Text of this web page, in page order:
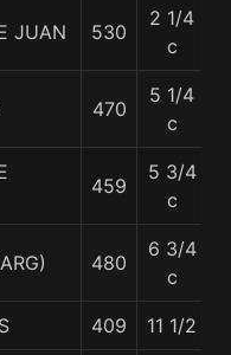
JUAN 530
2 1/4
c
470
5 1/4
c
459
5 3/4
c
480
6 3/4
c
409 11 1/2